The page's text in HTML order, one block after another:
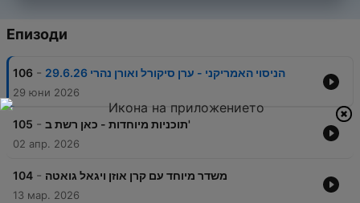
Епизоди
106 - הניסוי האמריקני - ערן סיקורל ואורן נהרי 29.6.26
29 юни 2026
105 - תוכניות מיוחדות - כאן רשת ב'
02 апр. 2026
104 - משדר מיוחד עם קרן אוזן ויגאל גואטה
13 мар. 2026